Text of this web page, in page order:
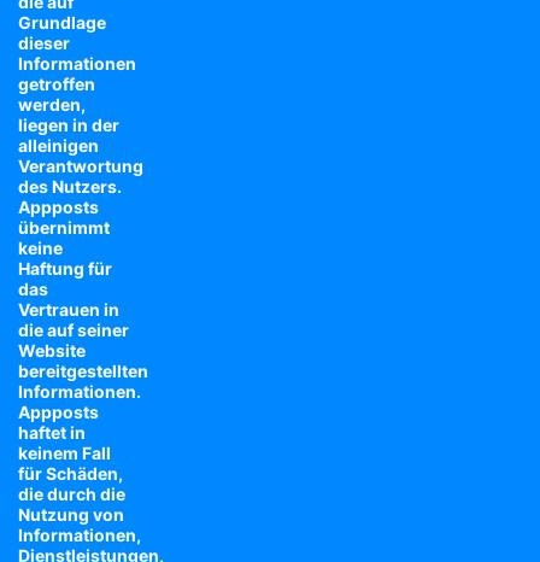
Grundlage
dieser
Informationen
getroffen
werden,
liegen in der
alleinigen
Verantwortung
des Nutzers.
Appposts
übernimmt
keine
Haftung für
das
Vertrauen in
die auf seiner
Website
bereitgestellten
Informationen.
Appposts
haftet in
keinem Fall
für Schäden,
die durch die
Nutzung von
Informationen,
Dienstleistungen,